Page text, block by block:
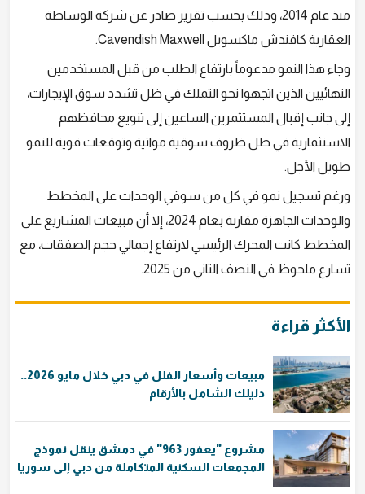
منذ عام 2014، وذلك بحسب تقرير صادر عن شركة الوساطة
العقارية كافندش ماكسويل Cavendish Maxwell.
وجاء هذا النمو مدعوماً بارتفاع الطلب من قبل المستخدمين
النهائيين الذين اتجهوا نحو التملك في ظل تشدد سوق الإيجارات،
إلى جانب إقبال المستثمرين الساعين إلى تنويع محافظهم
الاستثمارية في ظل ظروف سوقية مواتية وتوقعات قوية للنمو
طويل الأجل.
ورغم تسجيل نمو في كل من سوقي الوحدات على المخطط
والوحدات الجاهزة مقارنة بعام 2024، إلا أن مبيعات المشاريع على
المخطط كانت المحرك الرئيسي لارتفاع إجمالي حجم الصفقات، مع
تسارع ملحوظ في النصف الثاني من 2025.
الأكثر قراءة
مبيعات وأسعار الفلل في دبي خلال مايو 2026..
دليلك الشامل بالأرقام
مشروع "يعفور 963" في دمشق ينقل نموذج
المجمعات السكنية المتكاملة من دبي إلى سوريا